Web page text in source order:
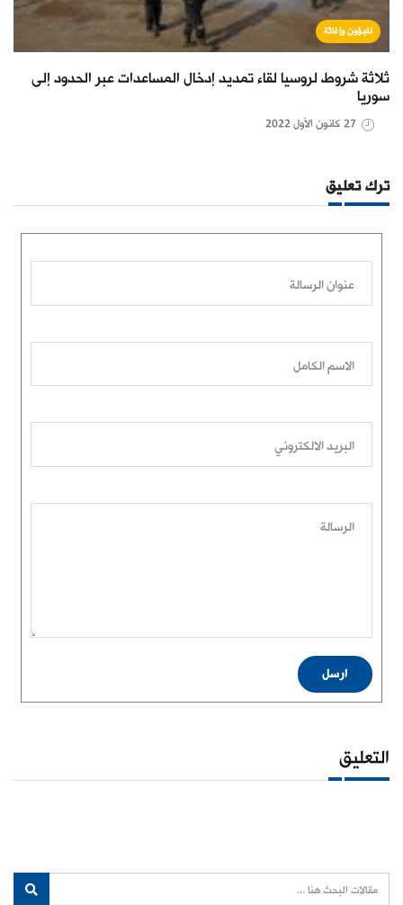
لاجؤون وإغاثة
ثلاثة شروط لروسيا لقاء تمديد إدخال المساعدات عبر الحدود إلى
سوريا
ترك تعليق
عنوان الرسالة
الاسم الكامل
البريد الالكتروني
الرسالة
ارسل
التعليق